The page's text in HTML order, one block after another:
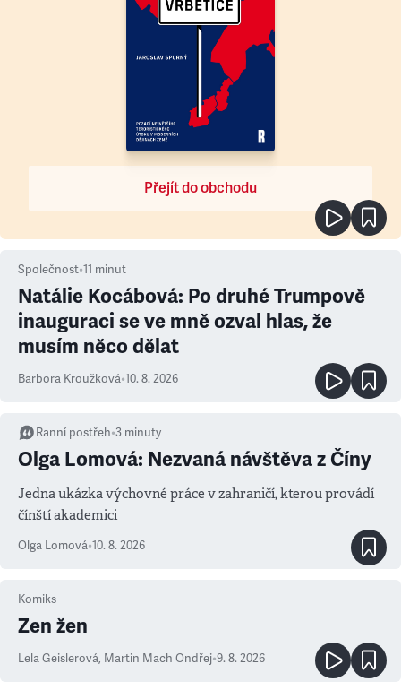
Přejít do obchodu
Společnost•11 minut
Natálie Kocábová: Po druhé Trumpově
inauguraci se ve mně ozval hlas, že
musím něco dělat
Barbora Kroužková•10. 8. 2026
Ranní postřeh•3 minuty
Olga Lomová: Nezvaná návštěva z Číny
Jedna ukázka výchovné práce v zahraničí, kterou provádí
čínští akademici
Olga Lomová•10. 8. 2026
Komiks
Zen žen
Lela Geislerová, Martin Mach Ondřej•9. 8. 2026